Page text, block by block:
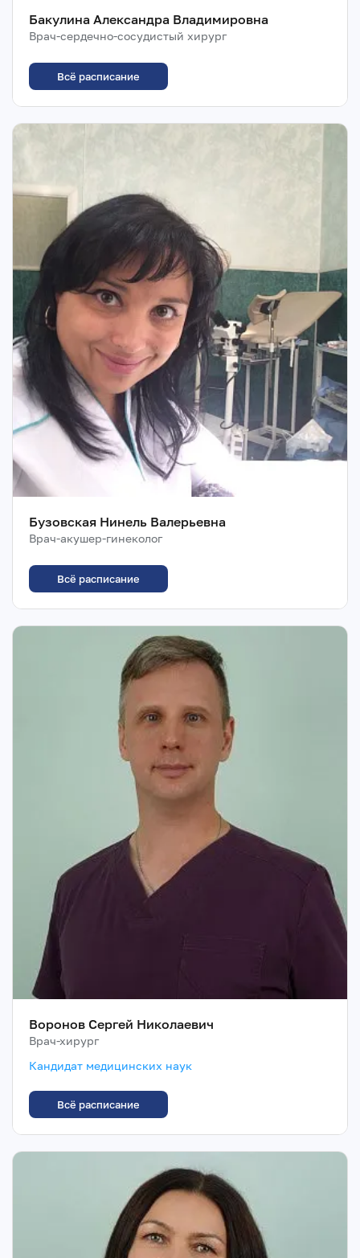
Бакулина Александра Владимировна
Врач-сердечно-сосудистый хирург
Всё расписание
Бузовская Нинель Валерьевна
Врач-акушер-гинеколог
Всё расписание
Воронов Сергей Николаевич
Врач-хирург
Кандидат медицинских наук
Всё расписание